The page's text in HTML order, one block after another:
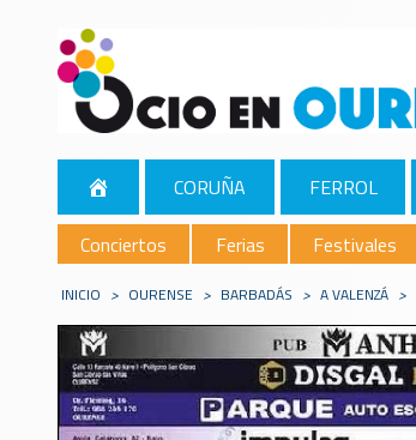
CORUÑA FERROL
Conciertos
Ferias Festivales
INICIO > OURENSE > BARBADÁS > A VALENZÁ >